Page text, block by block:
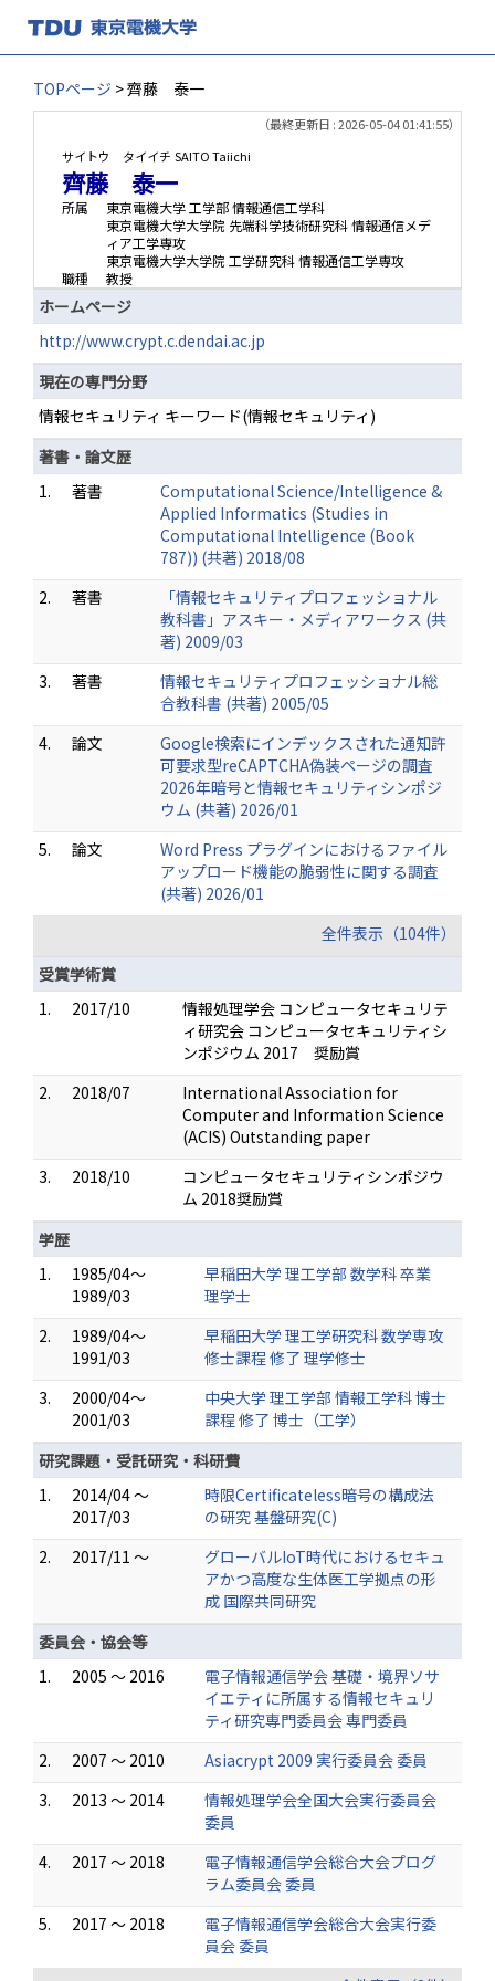
TOPページ > 齊藤 泰一
（最終更新日 : 2026-05-04 01:41:55）
サイトウ タイイチ SAITO Taiichi
齊藤 泰一
所属
東京電機大学 工学部 情報通信工学科
東京電機大学大学院 先端科学技術研究科 情報通信メデ
ィア工学専攻
東京電機大学大学院 工学研究科 情報通信工学専攻
職種
教授
ホームページ
http://www.crypt.c.dendai.ac.jp
現在の専門分野
情報セキュリティ キーワード(情報セキュリティ)
著書・論文歴
1.
著書
Computational Science/Intelligence &
Applied Informatics (Studies in
Computational Intelligence (Book
787)) (共著) 2018/08
2.
著書
「情報セキュリティプロフェッショナル
教科書」アスキー・メディアワークス (共
著) 2009/03
3.
著書
情報セキュリティプロフェッショナル総
合教科書 (共著) 2005/05
4.
論文
Google検索にインデックスされた通知許
可要求型reCAPTCHA偽装ページの調査
2026年暗号と情報セキュリティシンポジ
ウム (共著) 2026/01
5.
論文
Word Press プラグインにおけるファイル
アップロード機能の脆弱性に関する調査
(共著) 2026/01
全件表示（104件）
受賞学術賞
1.
2017/10
情報処理学会 コンピュータセキュリテ
ィ研究会 コンピュータセキュリティシ
ンポジウム 2017 奨励賞
2.
2018/07
International Association for
Computer and Information Science
(ACIS) Outstanding paper
3.
2018/10
コンピュータセキュリティシンポジウ
ム 2018奨励賞
学歴
1.
1985/04～
1989/03
早稲田大学 理工学部 数学科 卒業
理学士
2.
1989/04～
1991/03
早稲田大学 理工学研究科 数学専攻
修士課程 修了 理学修士
3.
2000/04～
2001/03
中央大学 理工学部 情報工学科 博士
課程 修了 博士（工学）
研究課題・受託研究・科研費
1.
2014/04 ～
2017/03
時限Certificateless暗号の構成法
の研究 基盤研究(C)
2.
2017/11 ～
グローバルIoT時代におけるセキュ
アかつ高度な生体医工学拠点の形
成 国際共同研究
委員会・協会等
1.
2005 ～ 2016
電子情報通信学会 基礎・境界ソサ
イエティに所属する情報セキュリ
ティ研究専門委員会 専門委員
2.
2007 ～ 2010
Asiacrypt 2009 実行委員会 委員
3.
2013 ～ 2014
情報処理学会全国大会実行委員会
委員
4.
2017 ～ 2018
電子情報通信学会総合大会プログ
ラム委員会 委員
5.
2017 ～ 2018
電子情報通信学会総合大会実行委
員会 委員